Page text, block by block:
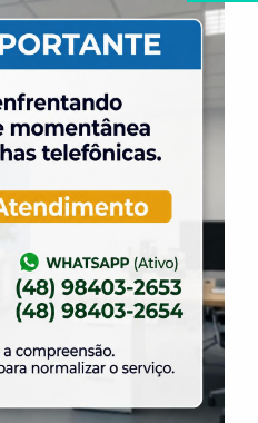
venha se divertir com
ELASE.